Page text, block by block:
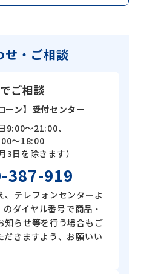
せ・ご相談
ご相談
ーン】受付センター
9:00～21:00、
～18:00
3日を除きます）
387-919
、テレフォンセンターよ
ダイヤル番号で商品・
知らせ等を行う場合もご
だきますよう、お願いい